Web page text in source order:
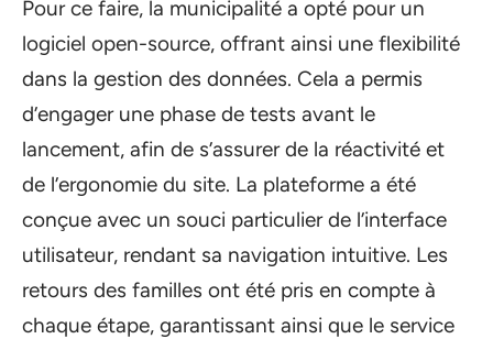
Pour ce faire, la municipalité a opté pour un
logiciel open-source, offrant ainsi une flexibilité
dans la gestion des données. Cela a permis
d’engager une phase de tests avant le
lancement, afin de s’assurer de la réactivité et
de l’ergonomie du site. La plateforme a été
conçue avec un souci particulier de l’interface
utilisateur, rendant sa navigation intuitive. Les
retours des familles ont été pris en compte à
chaque étape, garantissant ainsi que le service